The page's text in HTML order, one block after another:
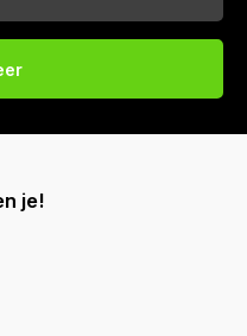
verzonden (ma-vr)
je!